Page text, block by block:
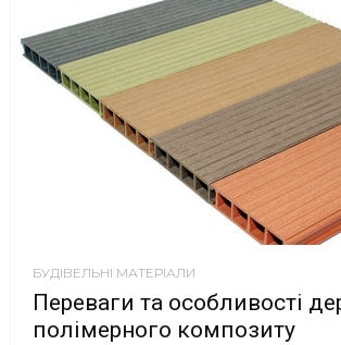
БУДІВЕЛЬНІ МАТЕРІАЛИ
Переваги та особливості
полімерного композиту